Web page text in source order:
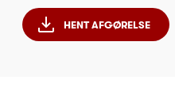
HENT AFGØRELSE